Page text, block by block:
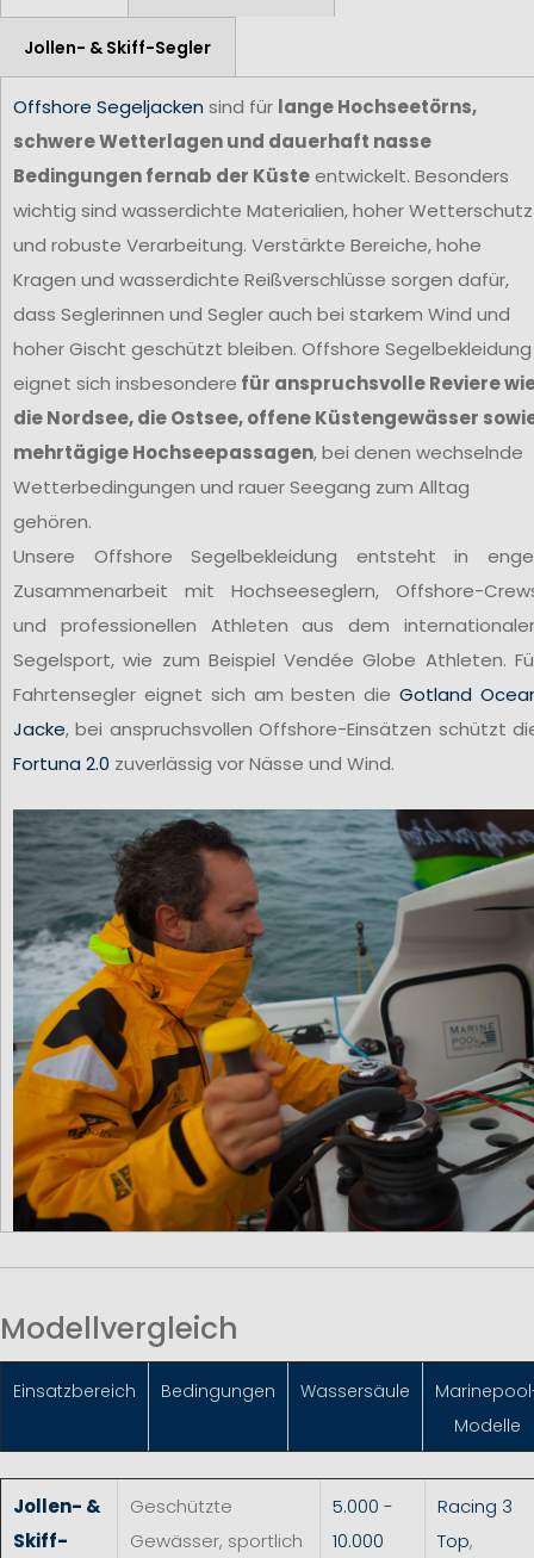
Jollen- & Skiff-Segler
Offshore Segeljacken sind für lange Hochseetörns,
schwere Wetterlagen und dauerhaft nasse
Bedingungen fernab der Küsteentwickelt. Besonders
wichtig sind wasserdichte Materialien, hoher Wetterschutz
und robuste Verarbeitung. Verstärkte Bereiche, hohe
Kragen und wasserdichte Reißverschlüsse sorgen dafür,
dass Seglerinnen und Segler auch bei starkem Wind und
hoher Gischt geschützt bleiben. Offshore Segelbekleidung
eignet sich insbesondere für anspruchsvolle Reviere
die Nordsee, die Ostsee, offene Küstengewässer
mehrtägige Hochseepassagen, bei denen wechselnde
Wetterbedingungen und rauer Seegang zum Alltag
gehören.
Unsere Offshore Segelbekleidung entsteht in
Zusammenarbeit mit Hochseeseglern, Offshore-
und professionellen Athleten aus dem
Segelsport, wie zum Beispiel Vendée Globe Athleten.
Fahrtensegler eignet sich am besten dieGotland
Jacke, bei anspruchsvollen Offshore-Einsätzen schützt
Fortuna 2.0 zuverlässig vor Nässe und Wind.
Modellvergleich
Einsatzbereich Bedingungen Wassersäule
Modelle
Jollen- &
Skiff-
Geschützte
Gewässer, sportlich
5.000 -
10.000
Racing 3
Top,